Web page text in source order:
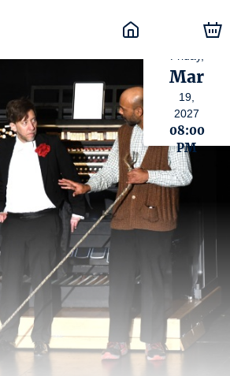
Mar
19,
2027
08:00
PM